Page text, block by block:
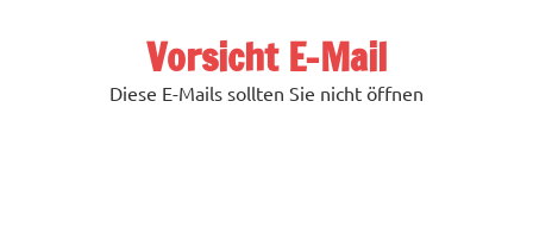
Vorsicht E-Mail
Diese E-Mails sollten Sie nicht öffnen